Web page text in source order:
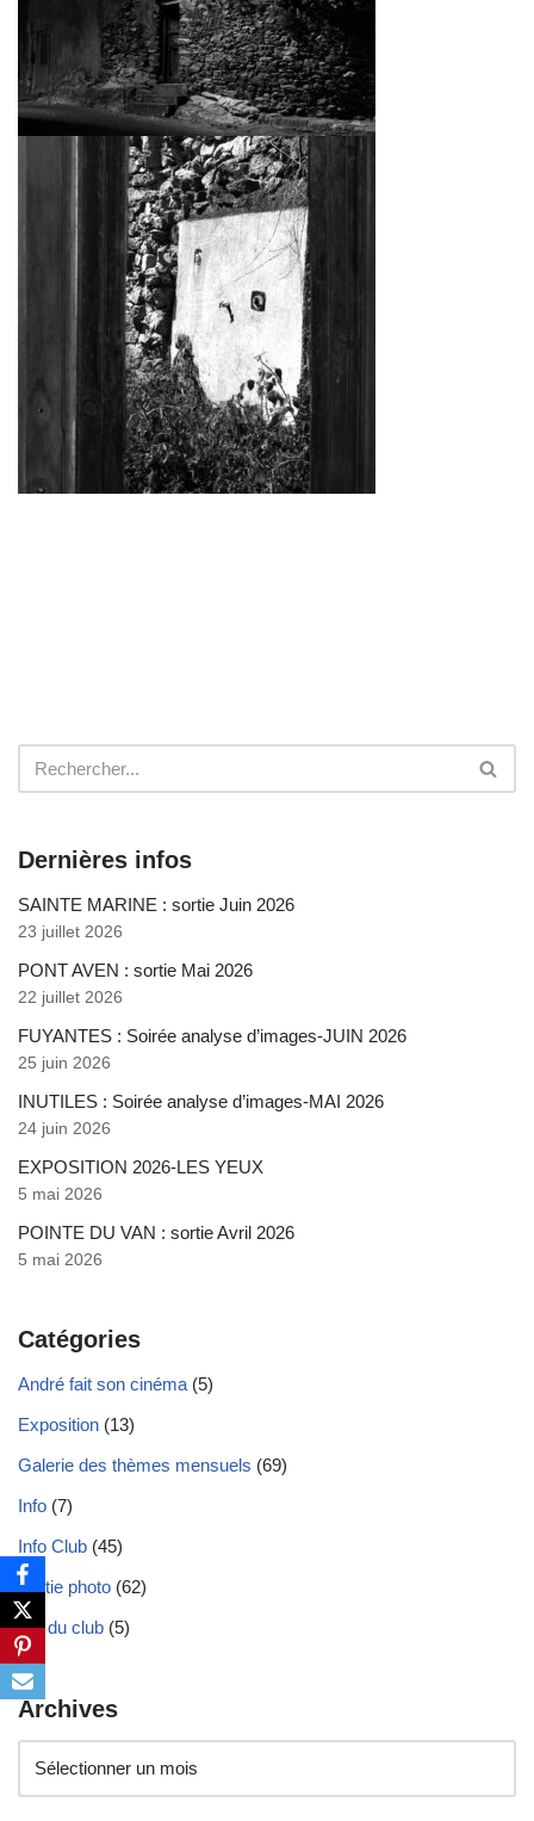
Dernières infos
SAINTE MARINE : sortie Juin 2026
23 juillet 2026
PONT AVEN : sortie Mai 2026
22 juillet 2026
FUYANTES : Soirée analyse d’images-JUIN 2026
25 juin 2026
INUTILES : Soirée analyse d’images-MAI 2026
24 juin 2026
EXPOSITION 2026-LES YEUX
5 mai 2026
POINTE DU VAN : sortie Avril 2026
5 mai 2026
Catégories
André fait son cinéma (5)
Exposition (13)
Galerie des thèmes mensuels (69)
Info (7)
Info Club (45)
Sortie photo (62)
Vie du club (5)
Archives